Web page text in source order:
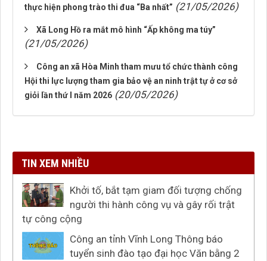
thực hiện phong trào thi đua “Ba nhất” (21/05/2026)
Xã Long Hồ ra mắt mô hình “Ấp không ma túy”
(21/05/2026)
Công an xã Hòa Minh tham mưu tổ chức thành công
Hội thi lực lượng tham gia bảo vệ an ninh trật tự ở cơ sở
giỏi lần thứ I năm 2026 (20/05/2026)
TIN XEM NHIỀU
Khởi tố, bắt tạm giam đối tượng chống
người thi hành công vụ và gây rối trật
tự công cộng
Công an tỉnh Vĩnh Long Thông báo
tuyển sinh đào tạo đại học Văn bằng 2